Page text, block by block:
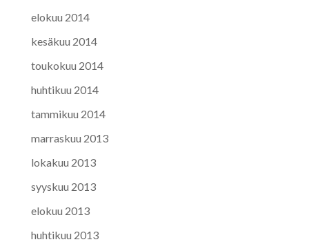
elokuu 2014
kesäkuu 2014
toukokuu 2014
huhtikuu 2014
tammikuu 2014
marraskuu 2013
lokakuu 2013
syyskuu 2013
elokuu 2013
huhtikuu 2013